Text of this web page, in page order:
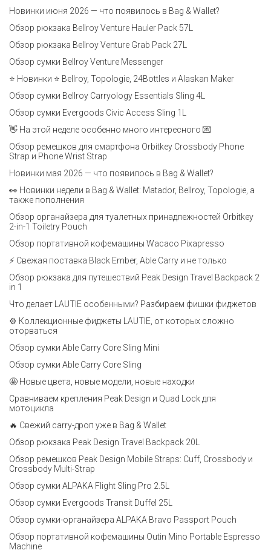
Новинки июня 2026 — что появилось в Bag & Wallet?
Обзор рюкзака Bellroy Venture Hauler Pack 57L
Обзор рюкзака Bellroy Venture Grab Pack 27L
Обзор сумки Bellroy Venture Messenger
⭐ Новинки ⭐ Bellroy, Topologie, 24Bottles и Alaskan Maker
Обзор сумки Bellroy Carryology Essentials Sling 4L
Обзор сумки Evergoods Civic Access Sling 1L
👋 На этой неделе особенно много интересного 💌
Обзор ремешков для смартфона Orbitkey Crossbody Phone
Strap и Phone Wrist Strap
Новинки мая 2026 — что появилось в Bag & Wallet?
👀 Новинки недели в Bag & Wallet: Matador, Bellroy, Topologie, а
также пополнения
Обзор органайзера для туалетных принадлежностей Orbitkey
2-in-1 Toiletry Pouch
Обзор портативной кофемашины Wacaco Pixapresso
⚡ Свежая поставка Black Ember, Able Carry и не только
Обзор рюкзака для путешествий Peak Design Travel Backpack 2
in 1
Что делает LAUTIE особенными? Разбираем фишки фиджетов
⚙️ Коллекционные фиджеты LAUTIE, от которых сложно
оторваться
Обзор сумки Able Carry Core Sling Mini
Обзор сумки Able Carry Core Sling
🤩 Новые цвета, новые модели, новые находки
Сравниваем крепления Peak Design и Quad Lock для
мотоцикла
🔥 Свежий carry-дроп уже в Bag & Wallet
Обзор рюкзака Peak Design Travel Backpack 20L
Обзор ремешков Peak Design Mobile Straps: Cuff, Crossbody и
Crossbody Multi-Strap
Обзор сумки ALPAKA Flight Sling Pro 2.5L
Обзор сумки Evergoods Transit Duffel 25L
Обзор сумки-органайзера ALPAKA Bravo Passport Pouch
Обзор портативной кофемашины Outin Mino Portable Espresso
Machine